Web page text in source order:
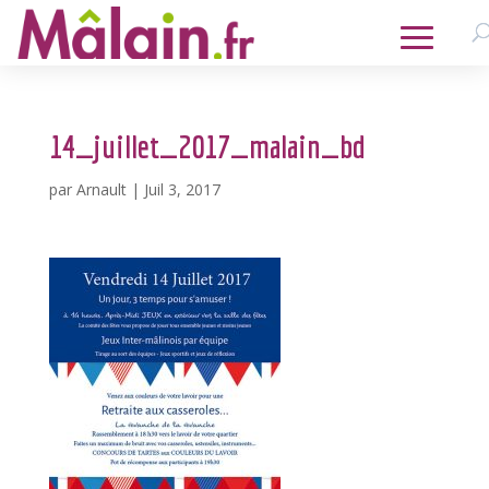
14_juillet_2017_malain_bd
par Arnault| Juil 3, 2017